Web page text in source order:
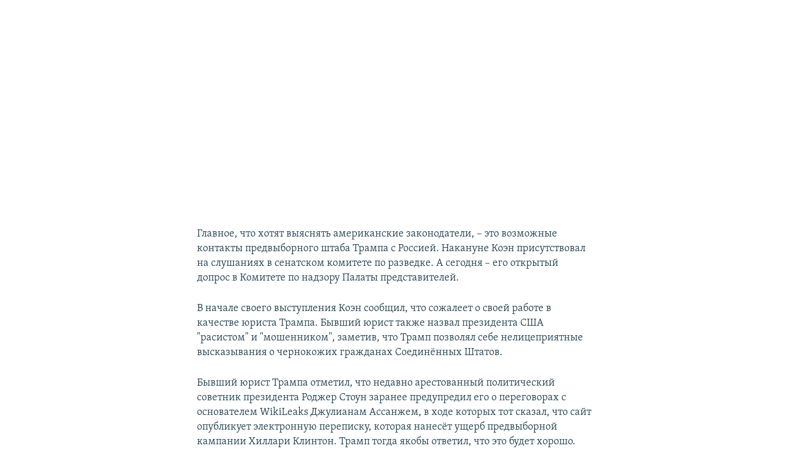
Главное, что хотят выяснять американские законодатели, – это возможные
контакты предвыборного штаба Трампа с Россией. Накануне Коэн присутствовал
на слушаниях в сенатском комитете по разведке. А сегодня – его открытый
допрос в Комитете по надзору Палаты представителей.
В начале своего выступления Коэн сообщил, что сожалеет о своей работе в
качестве юриста Трампа. Бывший юрист также назвал президента США
"расистом" и "мошенником", заметив, что Трамп позволял себе нелицеприятные
высказывания о чернокожих гражданах Соединённых Штатов.
Бывший юрист Трампа отметил, что недавно арестованный политический
советник президента Роджер Стоун заранее предупредил его о переговорах с
основателем WikiLeaks Джулианам Ассанжем, в ходе которых тот сказал, что сайт
опубликует электронную переписку, которая нанесёт ущерб предвыборной
кампании Хиллари Клинтон. Трамп тогда якобы ответил, что это будет хорошо.